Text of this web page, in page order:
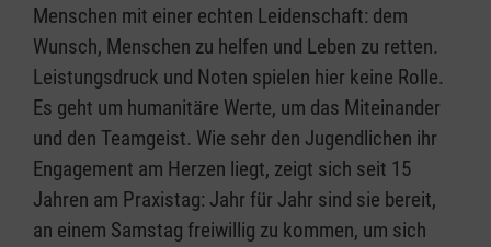
Menschen mit einer echten Leidenschaft: dem
Wunsch, Menschen zu helfen und Leben zu retten.
Leistungsdruck und Noten spielen hier keine Rolle.
Es geht um humanitäre Werte, um das Miteinander
und den Teamgeist. Wie sehr den Jugendlichen ihr
Engagement am Herzen liegt, zeigt sich seit 15
Jahren am Praxistag: Jahr für Jahr sind sie bereit,
an einem Samstag freiwillig zu kommen, um sich